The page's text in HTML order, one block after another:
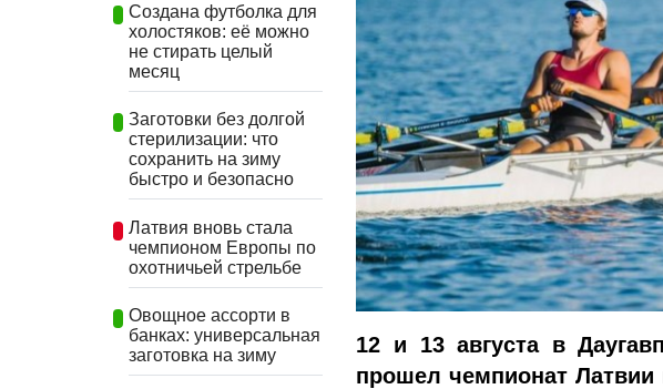
Создана футболка для
холостяков: её можно
не стирать целый
месяц
Заготовки без долгой
стерилизации: что
сохранить на зиму
быстро и безопасно
Латвия вновь стала
чемпионом Европы по
охотничьей стрельбе
Овощное ассорти в
банках: универсальная
заготовка на зиму
12 и 13 августа в
прошел чемпионат Латвии